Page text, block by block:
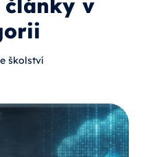
články v
školství